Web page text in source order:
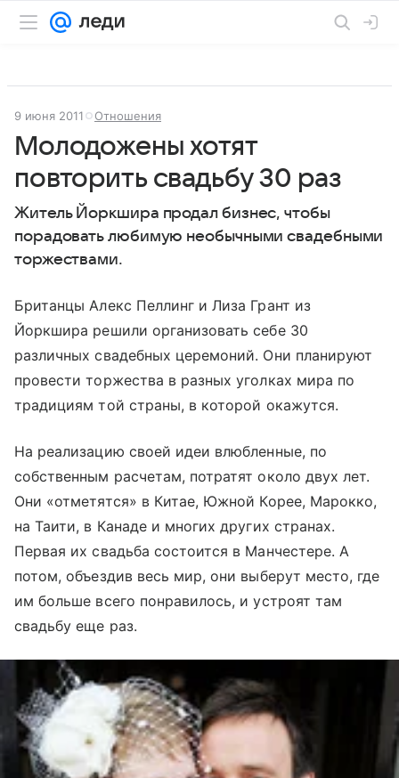
9 июня 2011 Отношения
Молодожены хотят
повторить свадьбу 30 раз
Житель Йоркшира продал бизнес, чтобы
порадовать любимую необычными свадебными
торжествами.
Британцы Алекс Пеллинг и Лиза Грант из
Йоркшира решили организовать себе 30
различных свадебных церемоний. Они планируют
провести торжества в разных уголках мира по
традициям той страны, в которой окажутся.
На реализацию своей идеи влюбленные, по
собственным расчетам, потратят около двух лет.
Они «отметятся» в Китае, Южной Корее, Марокко,
на Таити, в Канаде и многих других странах.
Первая их свадьба состоится в Манчестере. А
потом, объездив весь мир, они выберут место, где
им больше всего понравилось, и устроят там
свадьбу еще раз.